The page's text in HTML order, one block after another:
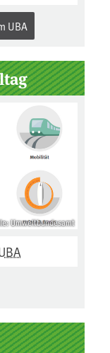
UBA
Umweltbundesamt